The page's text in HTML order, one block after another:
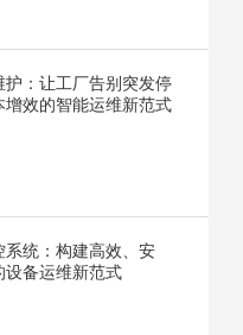
护：让工厂告别突发停
增效的智能运维新范式
系统：构建高效、安
设备运维新范式